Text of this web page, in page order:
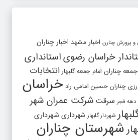
پرورش چنارن اخبار مشهد اخبار چناران
خراسان رضویاستانداری
جمعه چناران امام جمعه گلبهار انتخابات
چناران حسین امامی راد خراسان
دهه فجر سرقت شرکت عمران شهر
شهردار گلبهار شهرداری شهرداری
شهرستان چناران